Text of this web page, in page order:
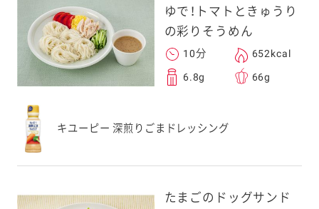
ゆで！トマトときゅうり
の彩りそうめん
10分 652kcal
6.8g 66g
キユーピー 深煎りごまドレッシング
たまごのドッグサンド